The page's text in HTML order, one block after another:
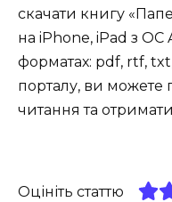
скачати книгу
на iPhone, iPad з ОС
форматах: pdf, rtf,
порталу, ви
читання та
Оцініть статтю